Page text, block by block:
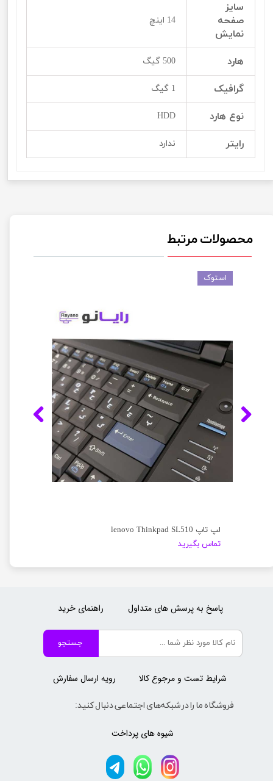
سایز
صفحه
نمایش
14 اینچ
هارد 500 گیگ
گرافیک 1 گیگ
نوع هارد HDD
رایتر ندارد
محصولات مرتبط
لپ تاپ lenovo Thinkpad SL510
تماس بگیرید
استوک
جستجو
فروشگاه ما را در شبکه‌های اجتماعی دنبال کنید:
رویه ارسال سفارش
راهنمای خرید
شیوه های پرداخت
پاسخ به پرسش های متداول
شرایط تست و مرجوع کالا